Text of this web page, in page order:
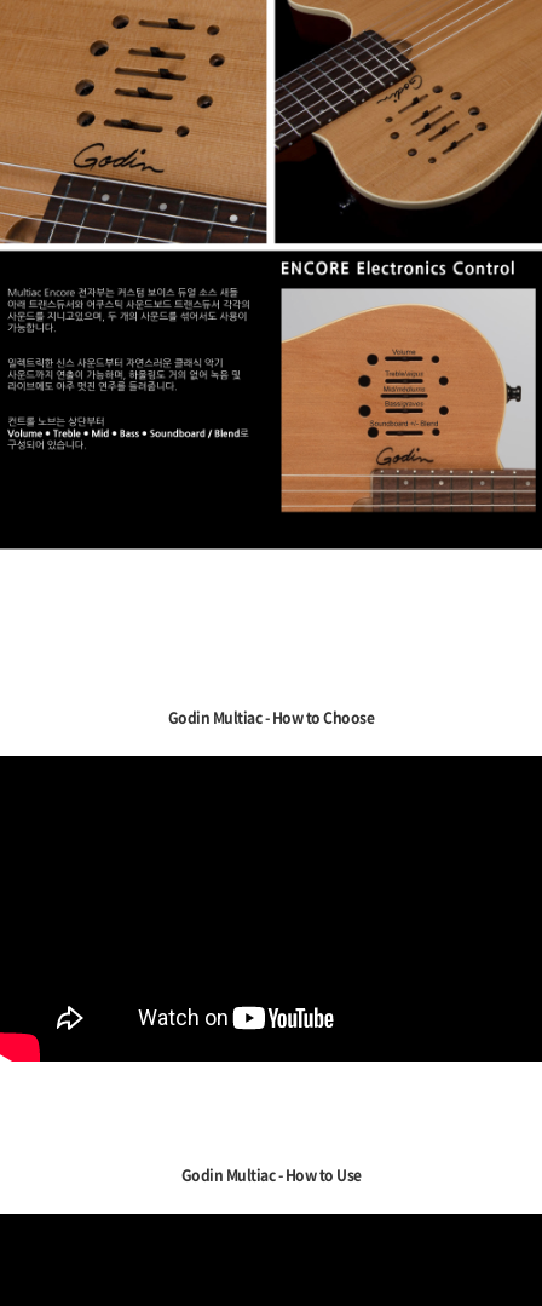
Godin Multiac - How to Choose
Godin Multiac - How to Use